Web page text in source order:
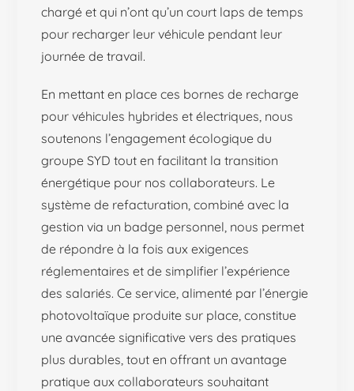
chargé et qui n’ont qu’un court laps de temps
pour recharger leur véhicule pendant leur
journée de travail.
En mettant en place ces bornes de recharge
pour véhicules hybrides et électriques, nous
soutenons l’engagement écologique du
groupe SYD tout en facilitant la transition
énergétique pour nos collaborateurs. Le
système de refacturation, combiné avec la
gestion via un badge personnel, nous permet
de répondre à la fois aux exigences
réglementaires et de simplifier l’expérience
des salariés. Ce service, alimenté par l’énergie
photovoltaïque produite sur place, constitue
une avancée significative vers des pratiques
plus durables, tout en offrant un avantage
pratique aux collaborateurs souhaitant